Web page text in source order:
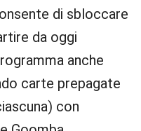
di sbloccare
da oggi
anche
carte prepagate
con